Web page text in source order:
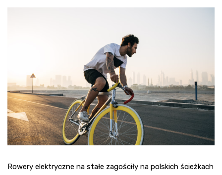
Rowery elektryczne na stałe zagościły na polskich ścieżkach